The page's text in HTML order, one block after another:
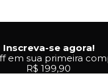
Inscreva-se agora!
em sua primeira
R$ 199,90